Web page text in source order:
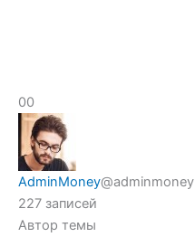
Голосуйте
палец
вниз.
0Голосуйте
-
палец
вверх.
0
AdminMoney@adminmoney
227 записей
Автор темы